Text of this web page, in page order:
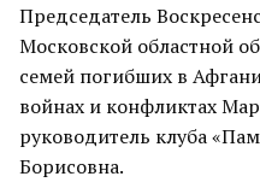
Председатель
Московской областной
семей погибших в
войнах и конфликтах
руководитель клуба
Борисовна.